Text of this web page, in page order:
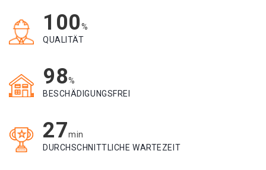
100%
QUALITÄT
98%
BESCHÄDIGUNGSFREI
27min
DURCHSCHNITTLICHE WARTEZEIT